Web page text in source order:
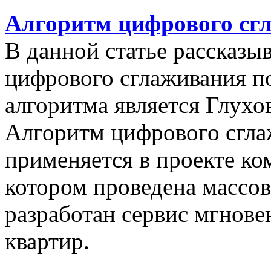
Алгоритм цифрового
В данной статье
цифрового сглаживания
алгоритма является
Алгоритм цифрового
применяется в проекте
котором проведена
разработан сервис
квартир.